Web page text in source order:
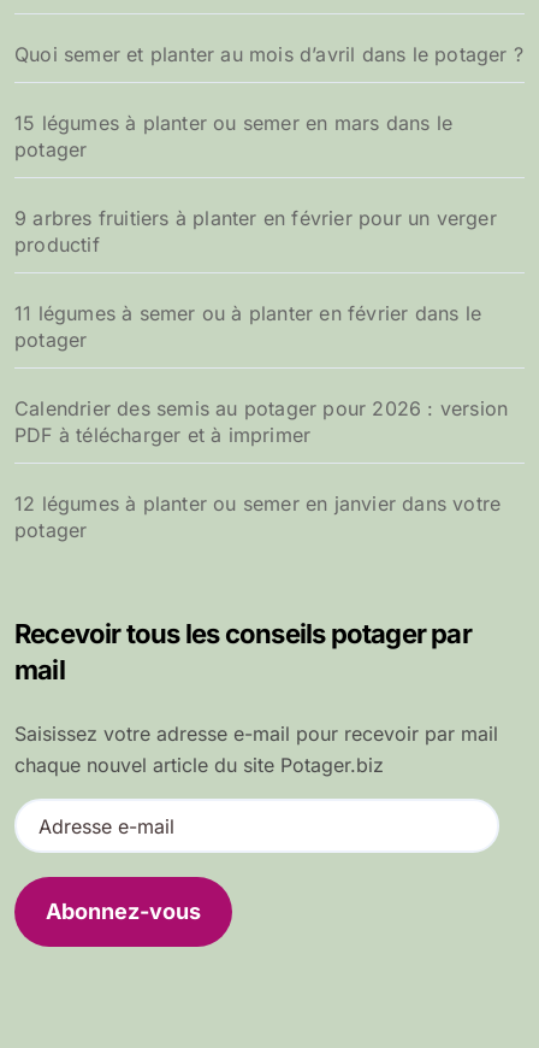
Quoi semer et planter au mois d’avril dans le potager ?
15 légumes à planter ou semer en mars dans le
potager
9 arbres fruitiers à planter en février pour un verger
productif
11 légumes à semer ou à planter en février dans le
potager
Calendrier des semis au potager pour 2026 : version
PDF à télécharger et à imprimer
12 légumes à planter ou semer en janvier dans votre
potager
Recevoir tous les conseils potager par
mail
Saisissez votre adresse e-mail pour recevoir par mail
chaque nouvel article du site Potager.biz
A
d
e
s
Abonnez-vous